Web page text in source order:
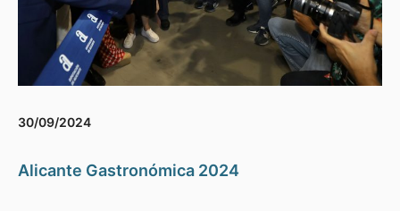
30/09/2024
Alicante Gastronómica 2024